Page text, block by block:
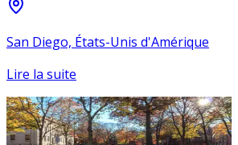
San Diego, États-Unis d'Amérique
Lire la suite